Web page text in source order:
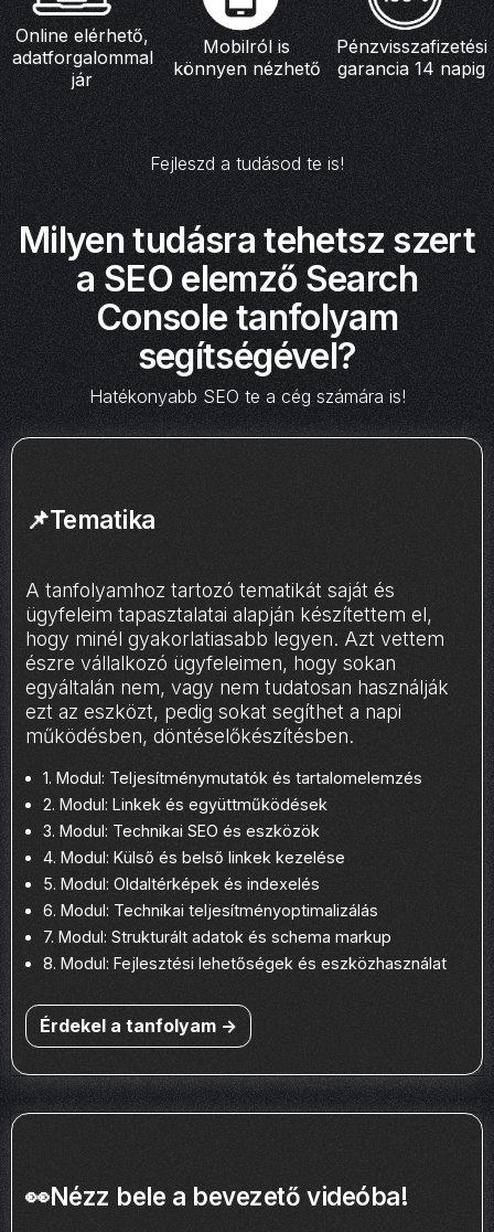
Online elérhető,
adatforgalommal
jár
Mobilról is
könnyen nézhető
Pénzvisszafizetési
garancia 14 napig
Fejleszd a tudásod te is!
Milyen tudásra tehetsz szert
a SEO elemző Search
Console tanfolyam
segítségével?
Hatékonyabb SEO te a cég számára is!
📌Tematika
A tanfolyamhoz tartozó tematikát saját és
ügyfeleim tapasztalatai alapján készítettem el,
hogy minél gyakorlatiasabb legyen. Azt vettem
észre vállalkozó ügyfeleimen, hogy sokan
egyáltalán nem, vagy nem tudatosan használják
ezt az eszközt, pedig sokat segíthet a napi
működésben, döntéselőkészítésben.
1. Modul: Teljesítménymutatók és tartalomelemzés
2. Modul: Linkek és együttműködések
3. Modul: Technikai SEO és eszközök
4. Modul: Külső és belső linkek kezelése
5. Modul: Oldaltérképek és indexelés
6. Modul: Technikai teljesítményoptimalizálás
7. Modul: Strukturált adatok és schema markup
8. Modul: Fejlesztési lehetőségek és eszközhasználat
Érdekel a tanfolyam ->
👀Nézz bele a bevezető videóba!